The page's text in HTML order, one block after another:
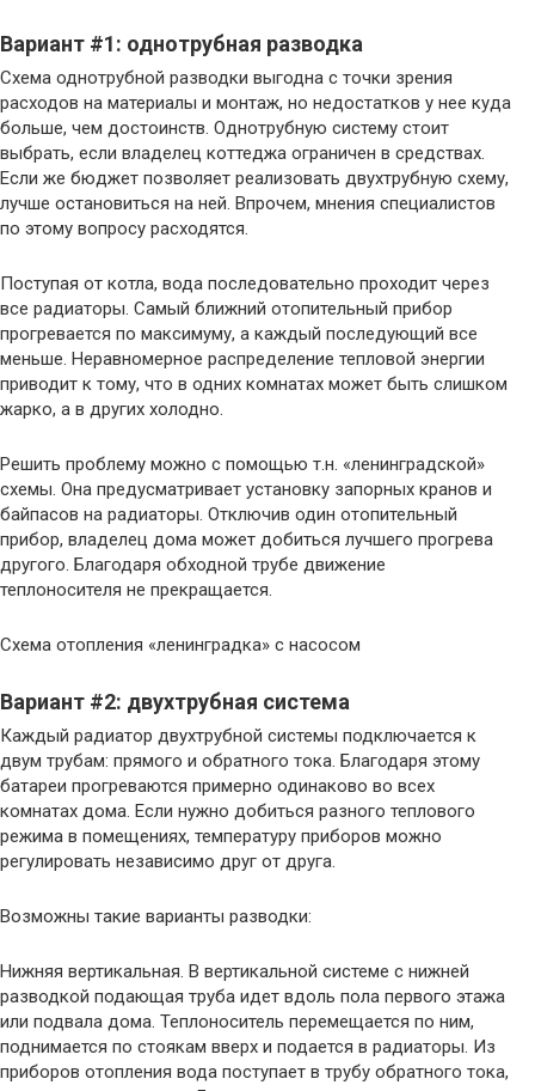
Вариант #1: однотрубная разводка
Схема однотрубной разводки выгодна с точки зрения
расходов на материалы и монтаж, но недостатков у нее куда
больше, чем достоинств. Однотрубную систему стоит
выбрать, если владелец коттеджа ограничен в средствах.
Если же бюджет позволяет реализовать двухтрубную схему,
лучше остановиться на ней. Впрочем, мнения специалистов
по этому вопросу расходятся.
Поступая от котла, вода последовательно проходит через
все радиаторы. Самый ближний отопительный прибор
прогревается по максимуму, а каждый последующий все
меньше. Неравномерное распределение тепловой энергии
приводит к тому, что в одних комнатах может быть слишком
жарко, а в других холодно.
Решить проблему можно с помощью т.н. «ленинградской»
схемы. Она предусматривает установку запорных кранов и
байпасов на радиаторы. Отключив один отопительный
прибор, владелец дома может добиться лучшего прогрева
другого. Благодаря обходной трубе движение
теплоносителя не прекращается.
Схема отопления «ленинградка» с насосом
Вариант #2: двухтрубная система
Каждый радиатор двухтрубной системы подключается к
двум трубам: прямого и обратного тока. Благодаря этому
батареи прогреваются примерно одинаково во всех
комнатах дома. Если нужно добиться разного теплового
режима в помещениях, температуру приборов можно
регулировать независимо друг от друга.
Возможны такие варианты разводки:
Нижняя вертикальная. В вертикальной системе с нижней
разводкой подающая труба идет вдоль пола первого этажа
или подвала дома. Теплоноситель перемещается по ним,
поднимается по стоякам вверх и подается в радиаторы. Из
приборов отопления вода поступает в трубу обратного тока,